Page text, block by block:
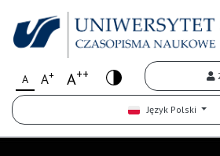
A A+ A++
Język Polski